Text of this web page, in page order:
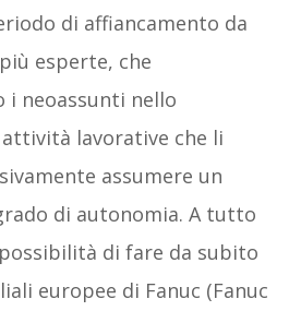
di affiancamento da
esperte, che
i neoassunti nello
lavorative che li
assumere un
di autonomia. A tutto
di fare da subito
europee di Fanuc (Fanuc